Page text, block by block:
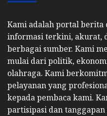
Kami adalah portal
informasi terkini, akurat,
berbagai sumber. Kami
mulai dari politik,
olahraga. Kami
pelayanan yang
kepada pembaca kami.
partisipasi dan